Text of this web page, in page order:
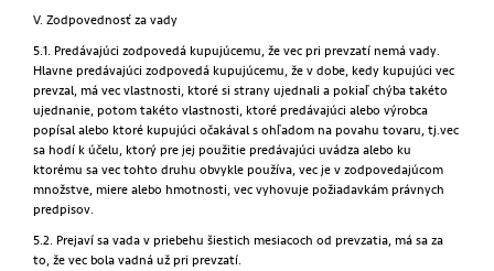
V. Zodpovednosť za vady
5.1. Predávajúci zodpovedá kupujúcemu, že vec pri prevzatí nemá vady.
Hlavne predávajúci zodpovedá kupujúcemu, že v dobe, kedy kupujúci vec
prevzal, má vec vlastnosti, ktoré si strany ujednali a pokiaľ chýba takéto
ujednanie, potom takéto vlastnosti, ktoré predávajúci alebo výrobca
popísal alebo ktoré kupujúci očakával s ohľadom na povahu tovaru, tj.vec
sa hodí k účelu, ktorý pre jej použitie predávajúci uvádza alebo ku
ktorému sa vec tohto druhu obvykle používa, vec je v zodpovedajúcom
množstve, miere alebo hmotnosti, vec vyhovuje požiadavkám právnych
predpisov.
5.2. Prejaví sa vada v priebehu šiestich mesiacoch od prevzatia, má sa za
to, že vec bola vadná už pri prevzatí.